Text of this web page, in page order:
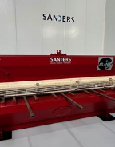
uključujući
- prednja zaštita
uporabu